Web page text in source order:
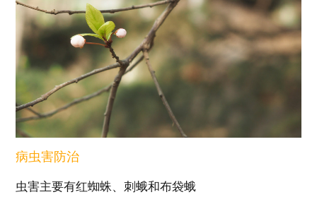
病虫害防治
虫害主要有红蜘蛛、刺蛾和布袋蛾